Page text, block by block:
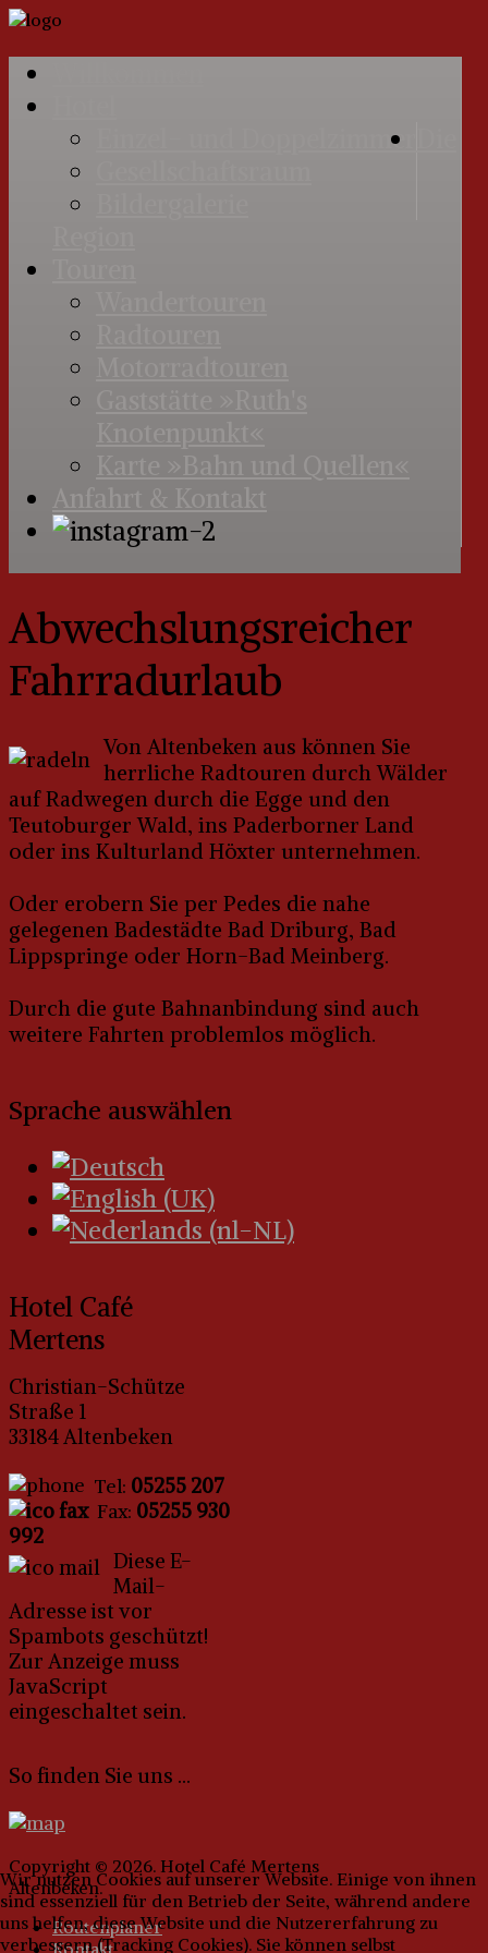
Einzel- und Doppelzimmer
Abwechslungsreicher
Fahrradurlaub
Von Altenbeken aus können Sie
herrliche Radtouren durch Wälder
auf Radwegen durch die Egge und den
Teutoburger Wald, ins Paderborner Land
oder ins Kulturland Höxter unternehmen.
Oder erobern Sie per Pedes die nahe
gelegenen Badestädte Bad Driburg, Bad
Lippspringe oder Horn-Bad Meinberg.
Durch die gute Bahnanbindung sind auch
weitere Fahrten problemlos möglich.
Sprache auswählen
Hotel Café
Mertens
Christian-Schütze
Straße 1
33184 Altenbeken
Tel: 05255 207
Fax: 05255 930
992
Diese E-
Mail-
Adresse ist vor
Spambots geschützt!
Zur Anzeige muss
JavaScript
eingeschaltet sein.
So finden Sie uns ...
Copyright © 2026. Hotel Café Mertens
Altenbeken.
Routenplaner
Kontakt
Wir nutzen Cookies auf unserer Website. Einige von ihnen
sind essenziell für den Betrieb der Seite, während andere
uns helfen, diese Website und die Nutzererfahrung zu
verbessern (Tracking Cookies). Sie können selbst